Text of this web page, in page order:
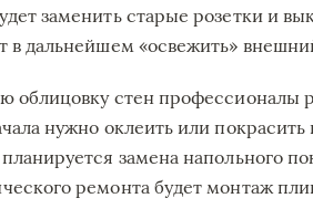
заменить старые розетки и
в дальнейшем «освежить»
облицовку стен профессионалы
нужно оклеить или
замена напольного
ремонта будет монтаж